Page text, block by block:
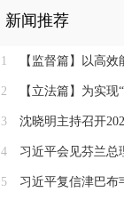
新闻推荐
1 【监督篇】以高
2 【立法篇】为实现“三高
3 沈晓明主持召开2025年度市州和省直行业
4 习近平会见芬兰总
5 习近平复信津巴布